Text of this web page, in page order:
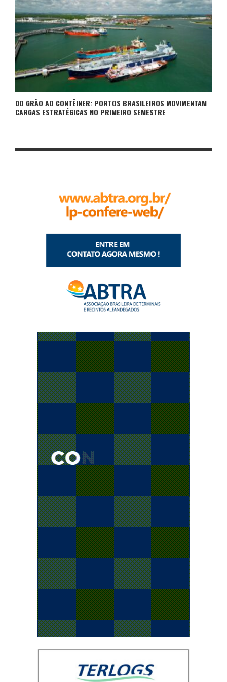
DO GRÃO AO CONTÊINER: PORTOS BRASILEIROS MOVIMENTAM
CARGAS ESTRATÉGICAS NO PRIMEIRO SEMESTRE